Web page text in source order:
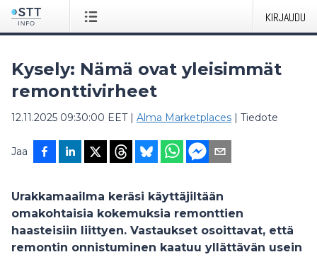
KIRJAUDU
Kysely: Nämä ovat yleisimmät
remonttivirheet
12.11.2025 09:30:00 EET| Alma Marketplaces | Tiedote
Jaa
Urakkamaailma keräsi käyttäjiltään
omakohtaisia kokemuksia remonttien
haasteisiin liittyen. Vastaukset osoittavat, että
remontin onnistuminen kaatuu yllättävän usein